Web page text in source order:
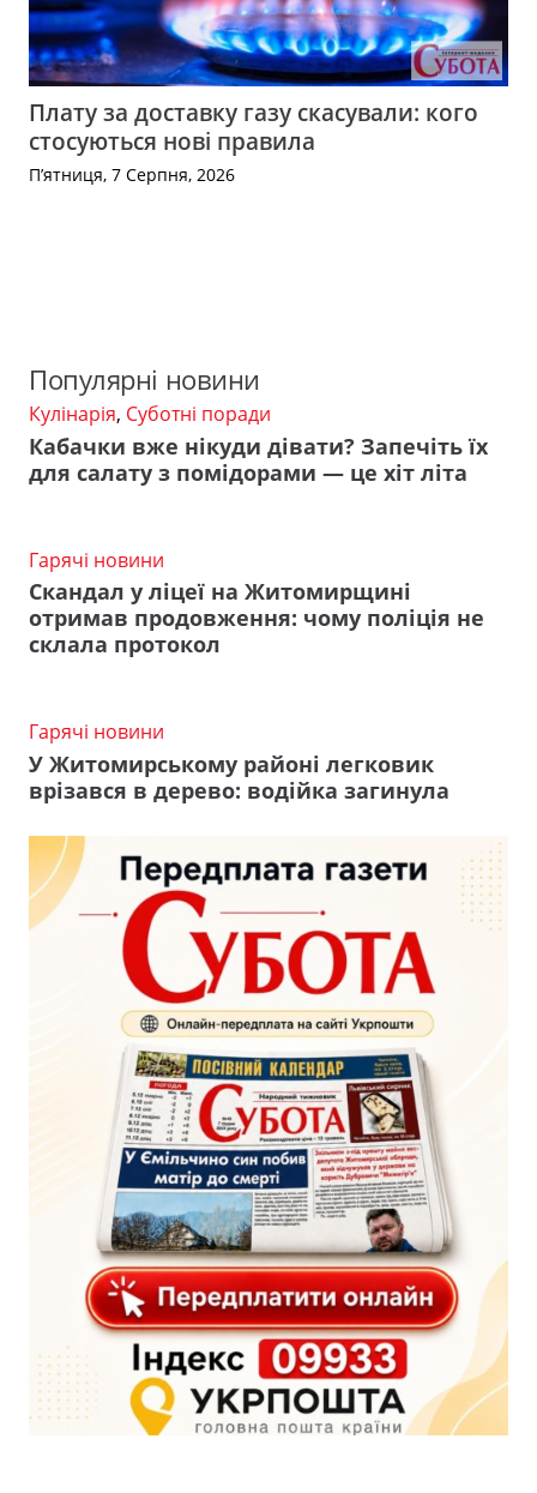
Плату за доставку газу скасували: кого
стосуються нові правила
П’ятниця, 7 Серпня, 2026
Популярні новини
Кулінарія, Суботні поради
Кабачки вже нікуди дівати? Запечіть їх
для салату з помідорами — це хіт літа
Гарячі новини
Скандал у ліцеї на Житомирщині
отримав продовження: чому поліція не
склала протокол
Гарячі новини
У Житомирському районі легковик
врізався в дерево: водійка загинула